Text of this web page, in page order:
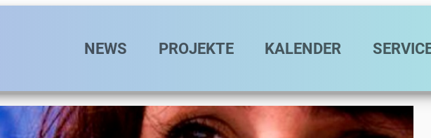
Hauptnavigation
NEWS PROJEKTE KALENDER